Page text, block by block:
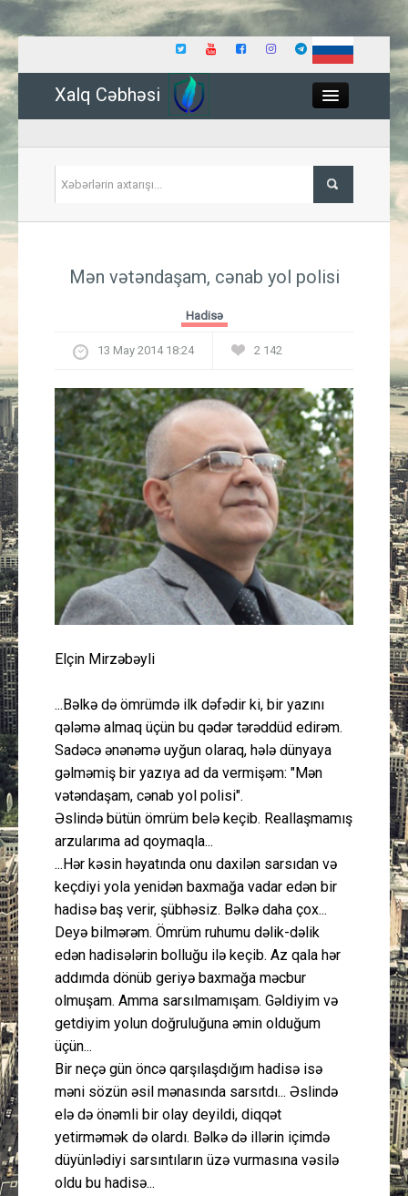
Xalq Cəbhəsi
İqtisadiyyat
Güney Azərbaycan
Mədəniyyət
Müsahibə
İdman
Layihə
Cəmiyyət
Peşə etikası
Mən vətəndaşam, cənab yol polisi
Hadisə
13 May 2014 18:24 2 142
Elçin Mirzəbəyli
...Bəlkə də ömrümdə ilk dəfədir ki, bir yazını
qələmə almaq üçün bu qədər tərəddüd edirəm.
Sadəcə ənənəmə uyğun olaraq, hələ dünyaya
gəlməmiş bir yazıya ad da vermişəm: "Mən
vətəndaşam, cənab yol polisi".
Əslində bütün ömrüm belə keçib. Reallaşmamış
arzularıma ad qoymaqla...
...Hər kəsin həyatında onu daxilən sarsıdan və
keçdiyi yola yenidən baxmağa vadar edən bir
hadisə baş verir, şübhəsiz. Bəlkə daha çox...
Deyə bilmərəm. Ömrüm ruhumu dəlik-dəlik
edən hadisələrin bolluğu ilə keçib. Az qala hər
addımda dönüb geriyə baxmağa məcbur
olmuşam. Amma sarsılmamışam. Gəldiyim və
getdiyim yolun doğruluğuna əmin olduğum
üçün...
Bir neçə gün öncə qarşılaşdığım hadisə isə
məni sözün əsil mənasında sarsıtdı... Əslində
elə də önəmli bir olay deyildi, diqqət
yetirməmək də olardı. Bəlkə də illərin içimdə
düyünlədiyi sarsıntıların üzə vurmasına vəsilə
oldu bu hadisə...